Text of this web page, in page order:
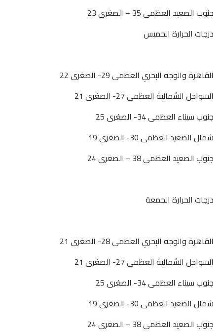
جنوب الصعيد العظمى 35 – الصغرى 23
درجات الحرارة الخميس
القاهرة والوجه البحري العظمى 29- الصغرى 22
السواحل الشمالية العظمى 27- الصغرى 21
جنوب سيناء العظمى 34- الصغرى 25
شمال الصعيد العظمى 30- الصغرى 19
جنوب الصعيد العظمى 38 – الصغرى 24
درجات الحرارة الجمعة
القاهرة والوجه البحري العظمى 28- الصغرى 21
السواحل الشمالية العظمى 27- الصغرى 21
جنوب سيناء العظمى 34- الصغرى 25
شمال الصعيد العظمى 30- الصغرى 19
جنوب الصعيد العظمى 38 – الصغرى 24